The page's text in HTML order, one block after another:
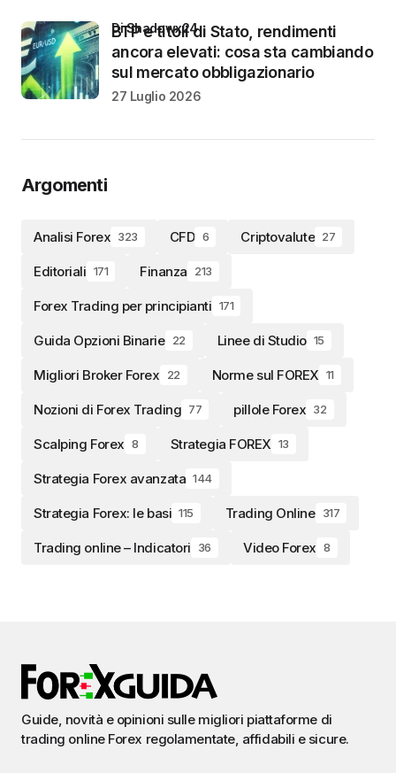
BTP e titoli di Stato, rendimenti
ancora elevati: cosa sta cambiando
sul mercato obbligazionario
di Shadowx24
27 Luglio 2026
Argomenti
Analisi Forex 323 CFD 6 Criptovalute 27
Editoriali 171 Finanza 213
Forex Trading per principianti 171
Guida Opzioni Binarie 22 Linee di Studio 15
Migliori Broker Forex 22 Norme sul FOREX 11
Nozioni di Forex Trading 77 pillole Forex 32
Scalping Forex 8 Strategia FOREX 13
Strategia Forex avanzata 144
Strategia Forex: le basi 115 Trading Online 317
Trading online – Indicatori 36 Video Forex 8
Guide, novità e opinioni sulle migliori piattaforme di
trading online Forex regolamentate, affidabili e sicure.